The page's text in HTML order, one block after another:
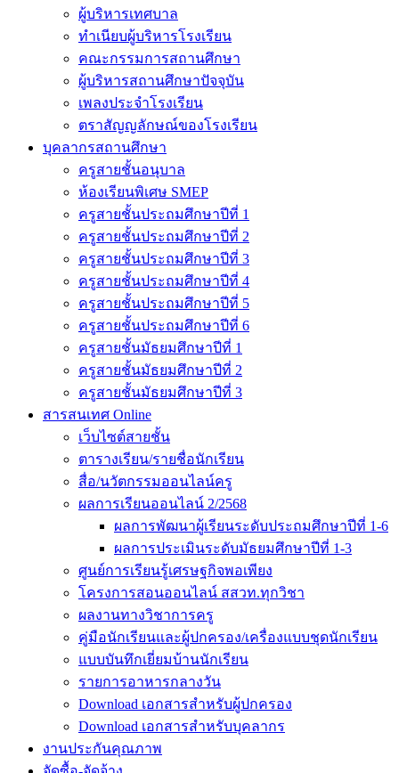
ผู้บริหารเทศบาล
ทำเนียบผู้บริหารโรงเรียน
คณะกรรมการสถานศึกษา
ผู้บริหารสถานศึกษาปัจจุบัน
เพลงประจำโรงเรียน
ตราสัญญลักษณ์ของโรงเรียน
บุคลากรสถานศึกษา
ครูสายชั้นอนุบาล
ห้องเรียนพิเศษ SMEP
ครูสายชั้นประถมศึกษาปีที่ 1
ครูสายชั้นประถมศึกษาปีที่ 2
ครูสายชั้นประถมศึกษาปีที่ 3
ครูสายชั้นประถมศึกษาปีที่ 4
ครูสายชั้นประถมศึกษาปีที่ 5
ครูสายชั้นประถมศึกษาปีที่ 6
ครูสายชั้นมัธยมศึกษาปีที่ 1
ครูสายชั้นมัธยมศึกษาปีที่ 2
ครูสายชั้นมัธยมศึกษาปีที่ 3
สารสนเทศ Online
เว็บไซต์สายชั้น
ตารางเรียน/รายชื่อนักเรียน
สื่อ/นวัตกรรมออนไลน์ครู
ผลการเรียนออนไลน์ 2/2568
ผลการพัฒนาผู้เรียนระดับประถมศึกษาปีที่ 1-6
ผลการประเมินระดับมัธยมศึกษาปีที่ 1-3
ศูนย์การเรียนรู้เศรษฐกิจพอเพียง
โครงการสอนออนไลน์ สสวท.ทุกวิชา
ผลงานทางวิชาการครู
คู่มือนักเรียนและผู้ปกครอง/เครื่องแบบชุดนักเรียน
แบบบันทึกเยี่ยมบ้านนักเรียน
รายการอาหารกลางวัน
Download เอกสารสำหรับผู้ปกครอง
Download เอกสารสำหรับบุคลากร
งานประกันคุณภาพ